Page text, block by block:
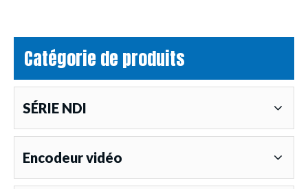
Catégorie de produits
SÉRIE NDI
Encodeur vidéo